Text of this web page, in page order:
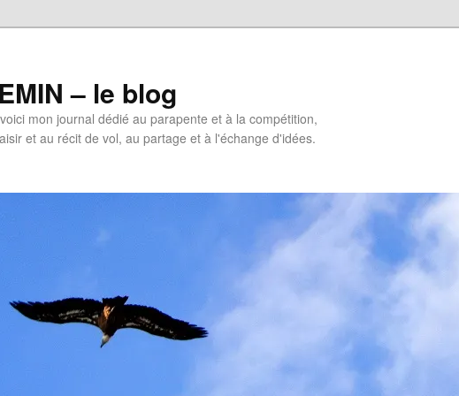
– le blog
mon journal dédié au parapente et à la compétition,
et au récit de vol, au partage et à l'échange d'idées.